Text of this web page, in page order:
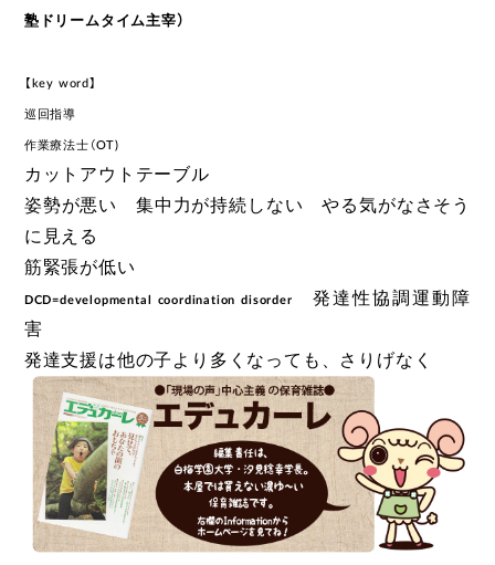
塾ドリームタイム主宰）
【key word】
巡回指導
作業療法士（OT)
カットアウトテーブル
姿勢が悪い 集中力が持続しない やる気がなさそう
に見える
筋緊張が低い
DCD=developmental coordination disorder 発達性協調運動障
害
発達支援は他の子より多くなっても、さりげなく